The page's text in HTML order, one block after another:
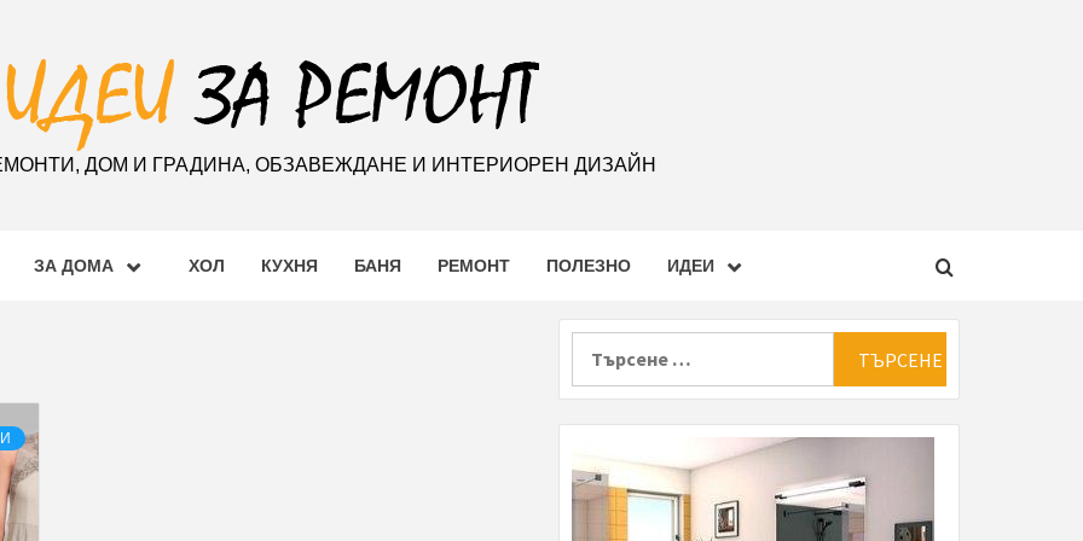
ДОМ И ГРАДИНА, ОБЗАВЕЖДАНЕ И ИНТЕРИОРЕН ДИЗАЙН
ЗА ДОМА ХОЛ КУХНЯ БАНЯ РЕМОНТ ПОЛЕЗНО ИДЕИ